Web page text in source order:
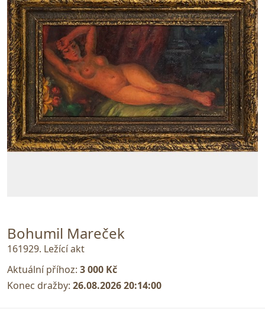
Bohumil Mareček
161929. Ležící akt
Aktuální příhoz: 3 000 Kč
Konec dražby: 26.08.2026 20:14:00